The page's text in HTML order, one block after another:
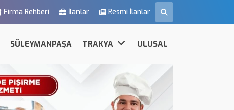
Firma Rehberi İlanlar Resmi İlanlar
SÜLEYMANPAŞA TRAKYA ULUSAL